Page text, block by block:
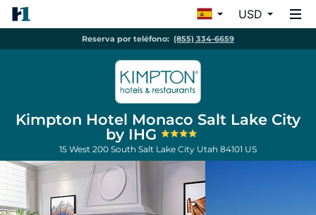
USD
Reserva por teléfono: (855) 334-6659
Kimpton Hotel Monaco Salt Lake City
by IHG
15 West 200 South Salt Lake City Utah 84101 US